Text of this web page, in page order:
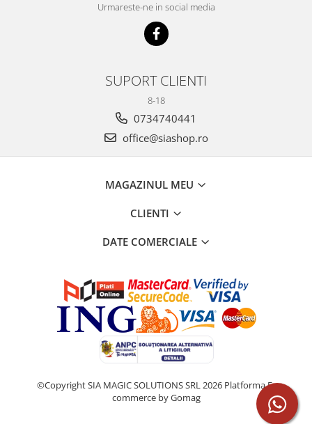
Urmareste-ne in social media
SUPORT CLIENTI
8-18
0734740441
office@siashop.ro
MAGAZINUL MEU
CLIENTI
DATE COMERCIALE
©Copyright SIA MAGIC SOLUTIONS SRL 2026 Platforma E-
commerce by Gomag